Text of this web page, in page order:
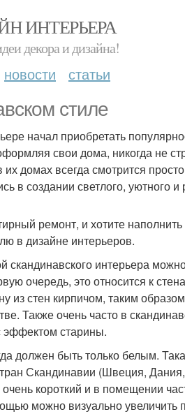
ИНТЕРЬЕРА
декора и дизайна!
новости статьи
стиле
начал приобретать
свои дома, никогда не
домах всегда смотрится
в создании светлого, уютного
ремонт, и хотите
в дизайне интерьеров.
скандинавского интерьера
очередь, это относится к
из стен кирпичом, таким
Также очень часто в
эффектом старины.
должен быть только белым.
Скандинавии (Швеция,
короткий и в помещении
можно визуально увеличить